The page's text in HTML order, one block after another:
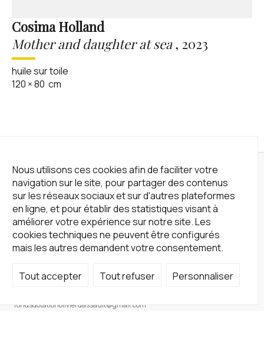
Nous utilisons ces cookies afin de faciliter votre
navigation sur le site, pour partager des contenus
sur les réseaux sociaux et sur d'autres plateformes
en ligne, et pour établir des statistiques visant à
améliorer votre expérience sur notre site. Les
cookies techniques ne peuvent être configurés
mais les autres demandent votre consentement.
Tout accepter Tout refuser Personnaliser
Cosima Holland
Mother and daughter at sea, 2023
huile sur toile
120 ×80 cm
Not a Gallery
fondsdotationolivierdassault@gmail.com